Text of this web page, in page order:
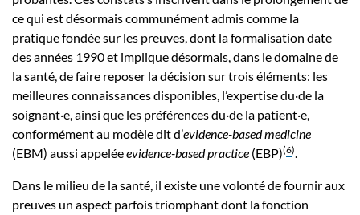
ce qui est désormais communément admis comme la
pratique fondée sur les preuves, dont la formalisation date
des années 1990 et implique désormais, dans le domaine de
la santé, de faire reposer la décision sur trois éléments: les
meilleures connaissances disponibles, l’expertise du·de la
soignant·e, ainsi que les préférences du·de la patient·e,
conformément au modèle dit d’evidence-based medicine
(EBM) aussi appeléeevidence-based practice (EBP)(6).
Dans le milieu de la santé, il existe une volonté de fournir aux
preuves un aspect parfois triomphant dont la fonction